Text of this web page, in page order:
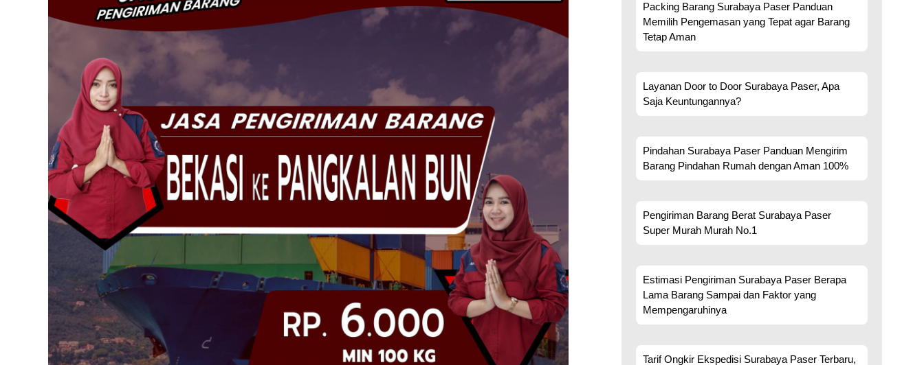
Packing Barang Surabaya Paser Panduan
Memilih Pengemasan yang Tepat agar Barang
Tetap Aman
Layanan Door to Door Surabaya Paser, Apa
Saja Keuntungannya?
Pindahan Surabaya Paser Panduan Mengirim
Barang Pindahan Rumah dengan Aman 100%
Pengiriman Barang Berat Surabaya Paser
Super Murah Murah No.1
Estimasi Pengiriman Surabaya Paser Berapa
Lama Barang Sampai dan Faktor yang
Mempengaruhinya
Tarif Ongkir Ekspedisi Surabaya Paser Terbaru,